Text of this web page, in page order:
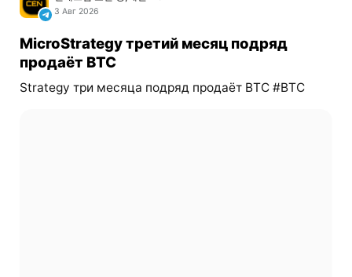
3 Авг 2026
MicroStrategy третий месяц подряд
продаёт BTC
Strategy три месяца подряд продаёт BTC #BTC